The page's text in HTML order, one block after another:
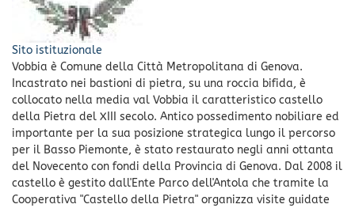
Sito istituzionale
Vobbia è Comune della Città Metropolitana di Genova.
Incastrato nei bastioni di pietra, su una roccia bifida, è
collocato nella media val Vobbia il caratteristico castello
della Pietra del XIII secolo. Antico possedimento nobiliare ed
importante per la sua posizione strategica lungo il percorso
per il Basso Piemonte, è stato restaurato negli anni ottanta
del Novecento con fondi della Provincia di Genova. Dal 2008 il
castello è gestito dall'Ente Parco dell'Antola che tramite la
Cooperativa "Castello della Pietra" organizza visite guidate